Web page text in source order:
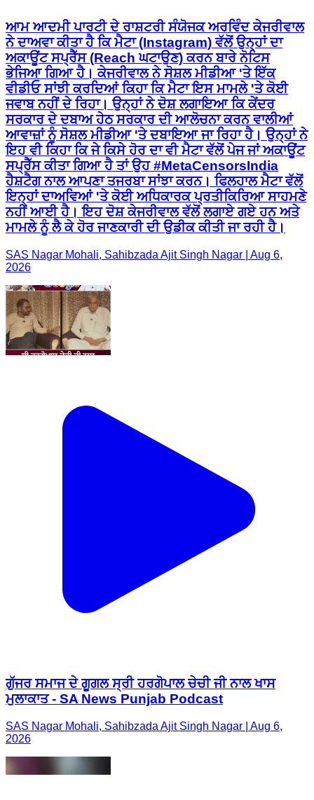
ਆਮ ਆਦਮੀ ਪਾਰਟੀ ਦੇ ਰਾਸ਼ਟਰੀ ਸੰਯੋਜਕ ਅਰਵਿੰਦ ਕੇਜਰੀਵਾਲ
ਨੇ ਦਾਅਵਾ ਕੀਤਾ ਹੈ ਕਿ ਮੈਟਾ (Instagram) ਵੱਲੋਂ ਉਨ੍ਹਾਂ ਦਾ
ਅਕਾਊਂਟ ਸਪ੍ਰੈੱਸ (Reach ਘਟਾਉਣ) ਕਰਨ ਬਾਰੇ ਨੋਟਿਸ
ਭੇਜਿਆ ਗਿਆ ਹੈ। ਕੇਜਰੀਵਾਲ ਨੇ ਸੋਸ਼ਲ ਮੀਡੀਆ 'ਤੇ ਇੱਕ
ਵੀਡੀਓ ਸਾਂਝੀ ਕਰਦਿਆਂ ਕਿਹਾ ਕਿ ਮੈਟਾ ਇਸ ਮਾਮਲੇ 'ਤੇ ਕੋਈ
ਜਵਾਬ ਨਹੀਂ ਦੇ ਰਿਹਾ। ਉਨ੍ਹਾਂ ਨੇ ਦੋਸ਼ ਲਗਾਇਆ ਕਿ ਕੇਂਦਰ
ਸਰਕਾਰ ਦੇ ਦਬਾਅ ਹੇਠ ਸਰਕਾਰ ਦੀ ਆਲੋਚਨਾ ਕਰਨ ਵਾਲੀਆਂ
ਆਵਾਜ਼ਾਂ ਨੂੰ ਸੋਸ਼ਲ ਮੀਡੀਆ 'ਤੇ ਦਬਾਇਆ ਜਾ ਰਿਹਾ ਹੈ। ਉਨ੍ਹਾਂ ਨੇ
ਇਹ ਵੀ ਕਿਹਾ ਕਿ ਜੇ ਕਿਸੇ ਹੋਰ ਦਾ ਵੀ ਮੈਟਾ ਵੱਲੋਂ ਪੇਜ ਜਾਂ ਅਕਾਊਂਟ
ਸਪ੍ਰੈੱਸ ਕੀਤਾ ਗਿਆ ਹੈ ਤਾਂ ਉਹ #MetaCensorsIndia
ਹੈਸ਼ਟੈਗ ਨਾਲ ਆਪਣਾ ਤਜਰਬਾ ਸਾਂਝਾ ਕਰਨ। ਫਿਲਹਾਲ ਮੈਟਾ ਵੱਲੋਂ
ਇਨ੍ਹਾਂ ਦਾਅਵਿਆਂ 'ਤੇ ਕੋਈ ਅਧਿਕਾਰਕ ਪ੍ਰਤੀਕਿਰਿਆ ਸਾਹਮਣੇ
ਨਹੀਂ ਆਈ ਹੈ। ਇਹ ਦੋਸ਼ ਕੇਜਰੀਵਾਲ ਵੱਲੋਂ ਲਗਾਏ ਗਏ ਹਨ ਅਤੇ
ਮਾਮਲੇ ਨੂੰ ਲੈ ਕੇ ਹੋਰ ਜਾਣਕਾਰੀ ਦੀ ਉਡੀਕ ਕੀਤੀ ਜਾ ਰਹੀ ਹੈ।
SAS Nagar Mohali, Sahibzada Ajit Singh Nagar | Aug 6,
2026
ਗੁੱਜਰ ਸਮਾਜ ਦੇ ਗੂਗਲ ਸ੍ਰੀ ਹਰਗੋਪਾਲ ਚੇਚੀ ਜੀ ਨਾਲ ਖਾਸ
ਮੁਲਾਕਾਤ - SA News Punjab Podcast
SAS Nagar Mohali, Sahibzada Ajit Singh Nagar | Aug 6,
2026